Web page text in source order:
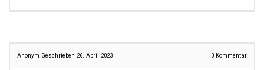
Anonym Geschrieben 26. April 2023 0 Kommentar